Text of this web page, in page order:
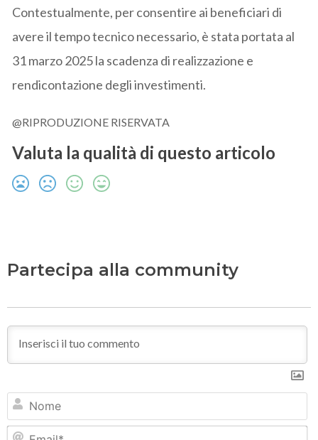
Contestualmente, per consentire ai beneficiari di
avere il tempo tecnico necessario, è stata portata al
31 marzo 2025 la scadenza di realizzazione e
rendicontazione degli investimenti.
@RIPRODUZIONE RISERVATA
Valuta la qualità di questo articolo
Partecipa alla community